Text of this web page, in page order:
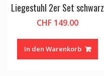
Liegestuhl 2er Set schwarz
CHF 149.00
In den Warenkorb